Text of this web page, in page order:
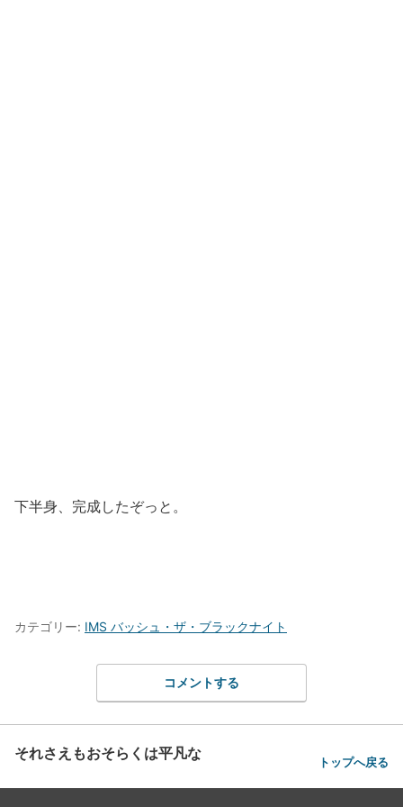
下半身、完成したぞっと。
カテゴリー: IMS バッシュ・ザ・ブラックナイト
コメントする
それさえもおそらくは平凡な トップへ戻る